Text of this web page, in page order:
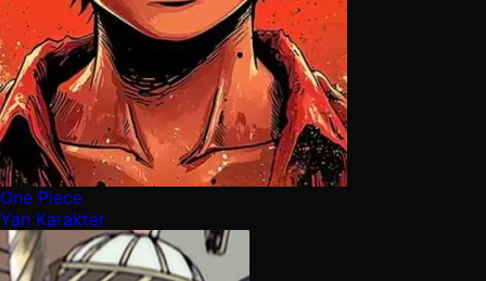
One Piece
Yan Karakter